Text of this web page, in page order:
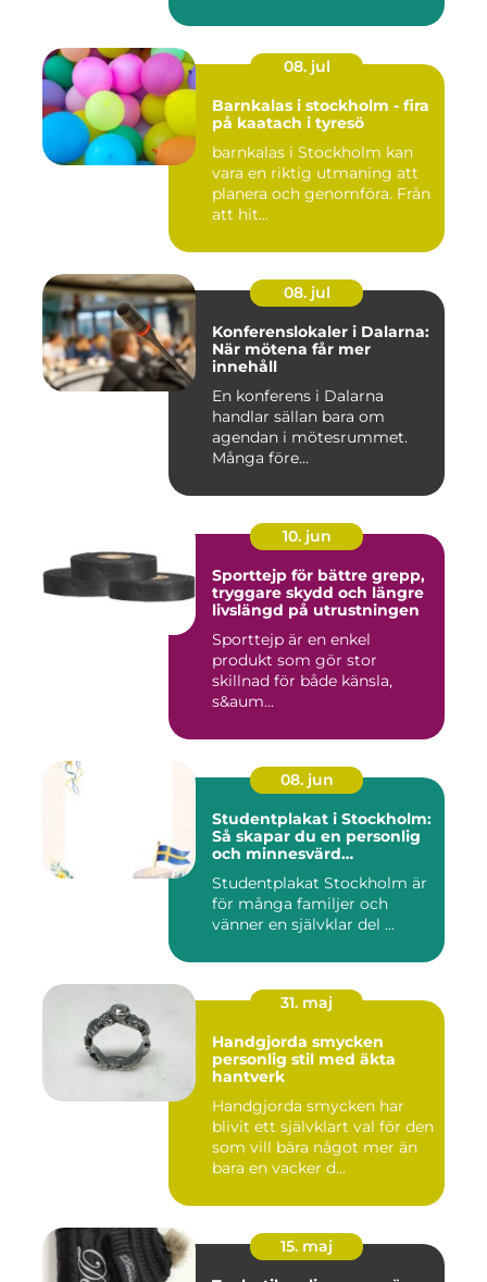
08. jul
Barnkalas i stockholm - fira
på kaatach i tyresö
barnkalas i Stockholm kan
vara en riktig utmaning att
planera och genomföra. Från
att hit...
08. jul
Konferenslokaler i Dalarna:
När mötena får mer
innehåll
En konferens i Dalarna
handlar sällan bara om
agendan i mötesrummet.
Många före...
10. jun
Sporttejp för bättre grepp,
tryggare skydd och längre
livslängd på utrustningen
Sporttejp är en enkel
produkt som gör stor
skillnad för både känsla,
s&aum...
08. jun
Studentplakat i Stockholm:
Så skapar du en personlig
och minnesvärd
Studentplakat Stockholm är
för många familjer och
vänner en självklar del ...
31. maj
Handgjorda smycken
personlig stil med äkta
hantverk
Handgjorda smycken har
blivit ett självklart val för den
som vill bära något mer än
bara en vacker d...
15. maj